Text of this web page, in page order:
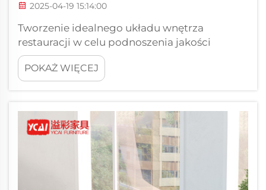
2025-04-19 15:14:00
Tworzenie idealnego układu wnętrza
restauracji w celu podnoszenia jakości
doświadczeń gości. Strategiczne
rozmieszczenie stołów i krzeseł może
zadecydować o sukcesie lub porażce Twojej
zaplanowany układ nie tylko maksymalizuje
wykorzystanie dostępnej...
POKAŻ WIĘCEJ